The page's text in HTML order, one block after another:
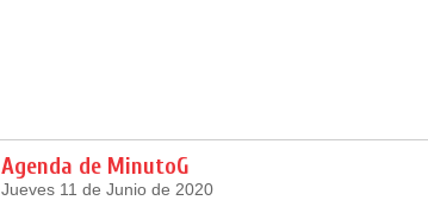
Agenda de MinutoG
Jueves 11 de Junio de 2020